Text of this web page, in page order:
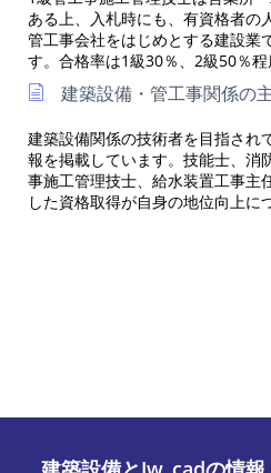
ある上、入札時にも、有資格者の
管工事会社をはじめとする建設業
す。合格率は1級30％、2級50％程
建築設備・管工事関係の
建築設備関係の技術者を目指され
報を掲載しています。技能士、消
事施工管理技士、給水装置工事主
した資格取得が自身の地位向上に